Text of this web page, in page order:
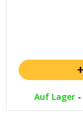
Auf Lager-